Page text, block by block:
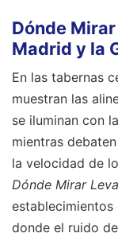
Dónde
Madrid y la
En las tabernas
muestran las
se iluminan con
mientras
la velocidad de
Dónde Mirar
establecimientos
donde el ruido